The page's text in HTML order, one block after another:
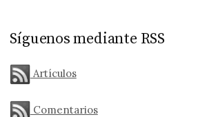
Síguenos mediante RSS
Artículos
Comentarios